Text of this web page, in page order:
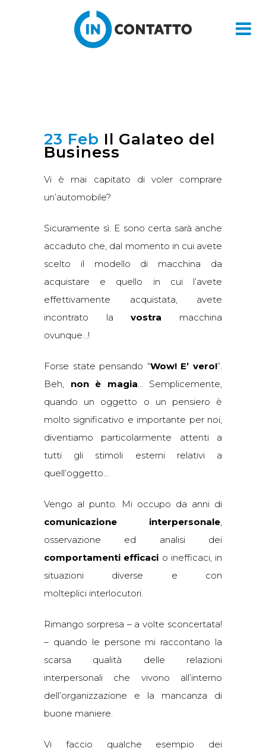
23 Feb Il Galateo del
Business
Vi è mai capitato di voler comprare
un’automobile?
Sicuramente sì. E sono certa sarà anche
accaduto che, dal momento in cui avete
scelto il modello di macchina da
acquistare e quello in cui l’avete
effettivamente acquistata, avete
incontrato lavostra macchina
ovunque…!
Forse state pensando “Wow! E’ vero!”.
Beh, non è magia… Semplicemente,
quando un oggetto o un pensiero è
molto significativo e importante per noi,
diventiamo particolarmente attenti a
tutti gli stimoli esterni relativi a
quell’oggetto…
Vengo al punto. Mi occupo da anni di
comunicazione interpersonale,
osservazione ed analisi dei
comportamenti efficaci o inefficaci, in
situazioni diverse e con
molteplici interlocutori.
Rimango sorpresa – a volte sconcertata!
– quando le persone mi raccontano la
scarsa qualità delle relazioni
interpersonali che vivono all’interno
dell’organizzazione e la mancanza di
buone maniere.
Vi faccio qualche esempio dei